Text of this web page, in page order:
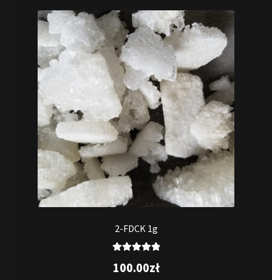
2-FDCK 1g
5.00na 5
100.00zł